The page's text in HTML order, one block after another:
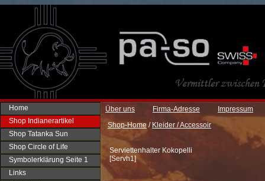
Home
Shop Indianerartikel
Shop Tatanka Sun
Shop Circle of Life
Symbolerklärung Seite 1
Links
Über uns Firma-Adresse
Impressum
Shop-Home / Kleider / Accessoir
Serviettenhalter Kokopelli
[Servh1]